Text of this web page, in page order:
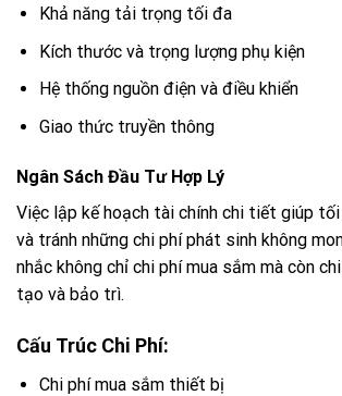
Khả năng tải trọng tối đa
Kích thước và trọng lượng phụ kiện
Hệ thống nguồn điện và điều khiển
Giao thức truyền thông
Ngân Sách Đầu Tư Hợp Lý
Việc lập kế hoạch tài chính chi tiết giúp
và tránh những chi phí phát sinh không
nhắc không chỉ chi phí mua sắm mà còn
tạo và bảo trì.
Cấu Trúc Chi Phí:
Chi phí mua sắm thiết bị